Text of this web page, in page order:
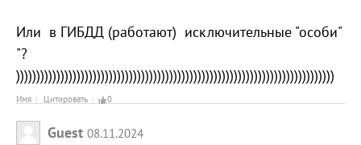
Или в ГИБДД (работают) исключительные "особи"
"?
)))))))))))))))))))))))))))))))))))))))))))))))))))))))))))))))))))))))))))))))
Имя Цитировать 0
Guest 08.11.2024